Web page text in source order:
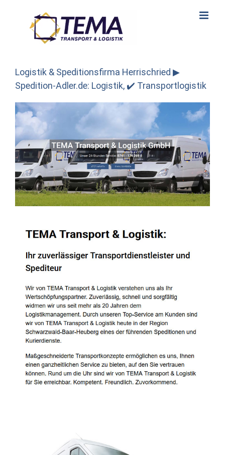
Logistik & Speditionsfirma Herrischried ▶︎
Spedition-Adler.de: Logistik, ✔️ Transportlogistik